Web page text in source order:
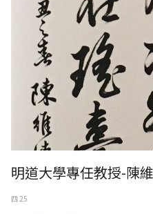
明道大學專任教授-陳
四 25